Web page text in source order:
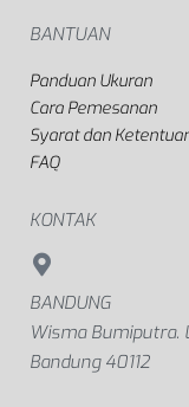
BANTUAN
Panduan Ukuran
Cara Pemesanan
Syarat dan
FAQ
KONTAK
BANDUNG
Wisma Bumiputra.
Bandung 40112